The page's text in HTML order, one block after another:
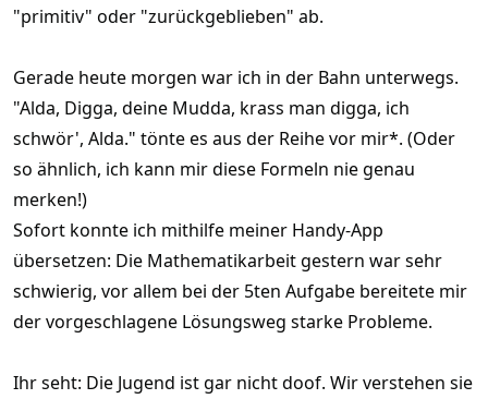
"primitiv" oder "zurückgeblieben" ab.
Gerade heute morgen war ich in der Bahn unterwegs.
"Alda, Digga, deine Mudda, krass man digga, ich
schwör', Alda." tönte es aus der Reihe vor mir*. (Oder
so ähnlich, ich kann mir diese Formeln nie genau
merken!)
Sofort konnte ich mithilfe meiner Handy-App
übersetzen: Die Mathematikarbeit gestern war sehr
schwierig, vor allem bei der 5ten Aufgabe bereitete mir
der vorgeschlagene Lösungsweg starke Probleme.
Ihr seht: Die Jugend ist gar nicht doof. Wir verstehen sie